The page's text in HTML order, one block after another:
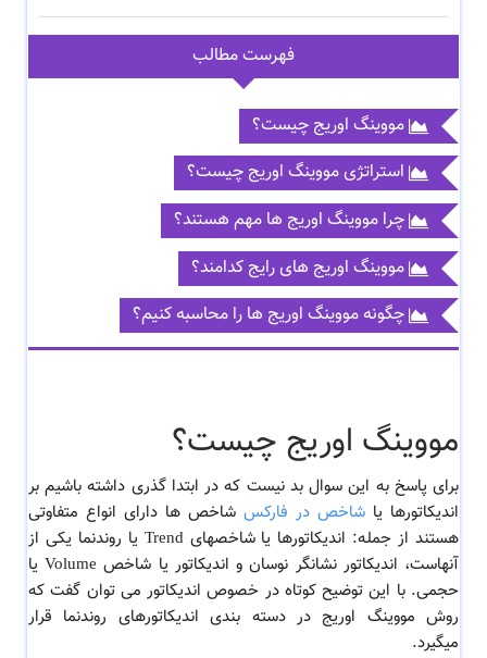
فهرست مطالب
مووینگ اوریج چیست؟
استراتژی مووینگ اوریج چیست؟
چرا مووینگ اوریج ها مهم هستند؟
مووینگ اوریج های رایج کدامند؟
چگونه مووینگ اوریج ها را محاسبه کنیم؟
مووینگ اوریج چیست؟
برای پاسخ به این سوال بد نیست که در ابتدا گذری داشته باشیم بر
اندیکاتورها یا شاخص در فارکس شاخص ها دارای انواع متفاوتی
هستند از جمله: اندیکاتورها یا شاخصهای Trend یا روندنما یکی از
آنهاست، اندیکاتور نشانگر نوسان و اندیکاتور یا شاخص Volume یا
حجمی. با این توضیح کوتاه در خصوص اندیکاتور می توان گفت که
روش مووینگ اوریج در دسته بندی اندیکاتورهای روندنما قرار
میگیرد.